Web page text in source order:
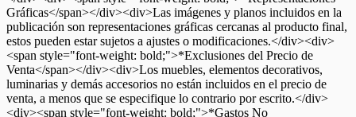
Gráficas</span></div><div>Las imágenes y planos incluidos en la
publicación son representaciones gráficas cercanas al producto final,
estos pueden estar sujetos a ajustes o modificaciones.</div><div>
<span style="font-weight: bold;">*Exclusiones del Precio de
Venta</span></div><div>Los muebles, elementos decorativos,
luminarias y demás accesorios no están incluidos en el precio de
venta, a menos que se especifique lo contrario por escrito.</div>
<div><span style="font-weight: bold;">*Gastos No